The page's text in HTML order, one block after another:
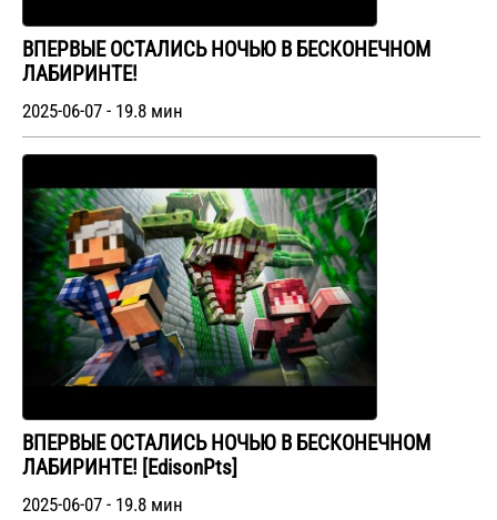
ВПЕРВЫЕ ОСТАЛИСЬ НОЧЬЮ В БЕСКОНЕЧНОМ
ЛАБИРИНТЕ!
2025-06-07 - 19.8 мин
ВПЕРВЫЕ ОСТАЛИСЬ НОЧЬЮ В БЕСКОНЕЧНОМ
ЛАБИРИНТЕ! [EdisonPts]
2025-06-07 - 19.8 мин